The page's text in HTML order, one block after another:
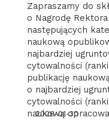
2026-01-30
Zapraszamy do
o Nagrodę
następujących
naukową
najbardziej
cytowalności
publikację
o najbardziej
cytowalności
naukową